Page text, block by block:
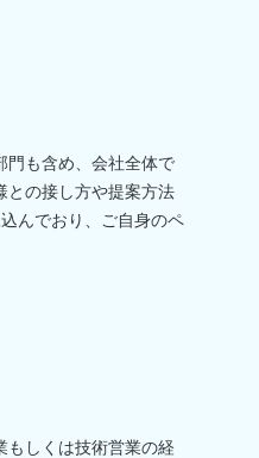
門も含め、会社全体で
との接し方や提案方法
んでおり、ご自身のペ
もしくは技術営業の経